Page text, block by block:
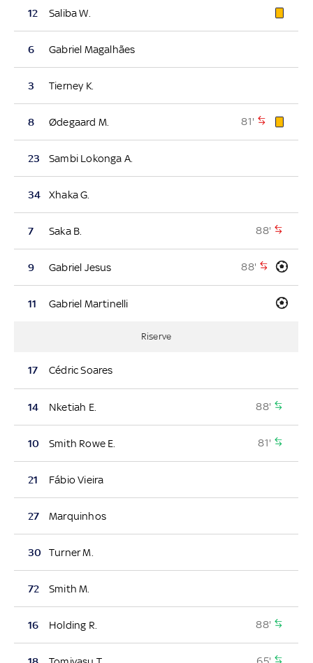
12 Saliba W.
6 Gabriel Magalhães
3 Tierney K.
8 Ødegaard M. 81'
23 Sambi Lokonga A.
34 Xhaka G.
7 Saka B. 88'
9 Gabriel Jesus 88'
11 Gabriel Martinelli
Riserve
17 Cédric Soares
14 Nketiah E. 88'
10 Smith Rowe E. 81'
21 Fábio Vieira
27 Marquinhos
30 Turner M.
72 Smith M.
16 Holding R. 88'
65'